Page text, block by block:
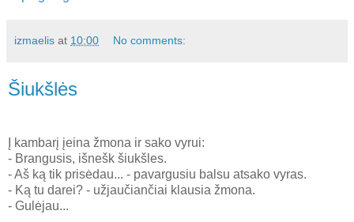
izmaelis at 10:00 No comments:
Šiukšlės
Į kambarį įeina žmona ir sako vyrui:
- Brangusis, išnešk šiukšles.
- Aš ką tik prisėdau... - pavargusiu balsu atsako vyras.
- Ką tu darei? - užjaučiančiai klausia žmona.
- Gulėjau...